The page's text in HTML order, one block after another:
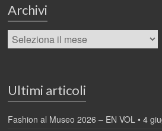
Archivi
Ultimi articoli
Fashion al Museo 2026 – EN VOL • 4